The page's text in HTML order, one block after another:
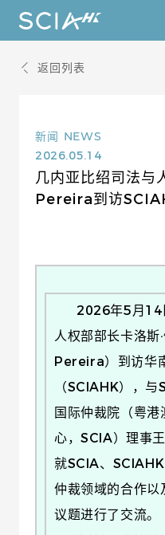
返回列表
新闻 NEWS
2026.05.14
几内亚比绍司法
Pereira到访
2026年5月14
人权部部长卡洛
Pereira）到访华
（SCIAHK），
国际仲裁院（粤
心，SCIA）理事
就SCIA、
仲裁领域的合作以
议题进行了交流。